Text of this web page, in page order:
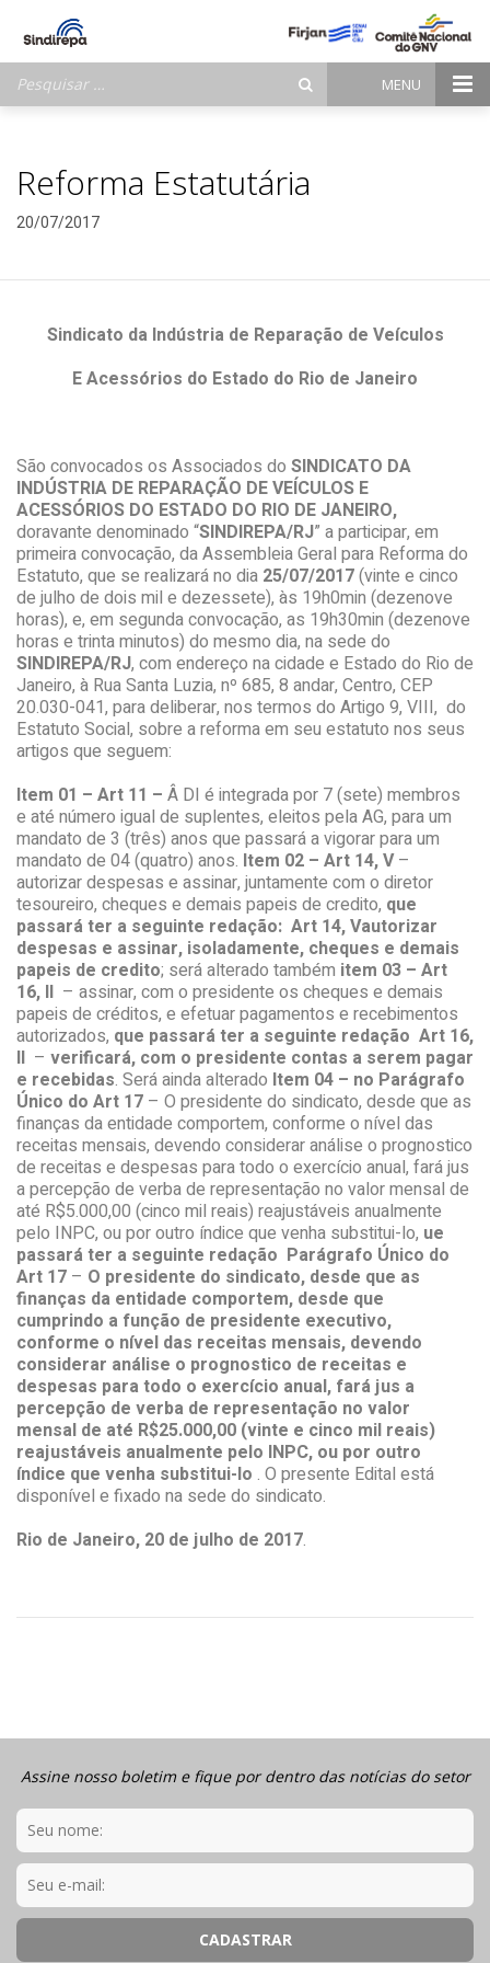
por:
MENU
Reforma Estatutária
20/07/2017
Sindicato da Indústria de Reparação de Veículos
E Acessórios do Estado do Rio de Janeiro
São convocados os Associados do SINDICATO DA
INDÚSTRIA DE REPARAÇÃO DE VEÍCULOS E
ACESSÓRIOS DO ESTADO DO RIO DE JANEIRO,
doravante denominado “SINDIREPA/RJ” a participar, em
primeira convocação, da Assembleia Geral para Reforma do
Estatuto, que se realizará no dia 25/07/2017(vinte e cinco
de julho de dois mil e dezessete), às 19h0min (dezenove
horas), e, em segunda convocação, as 19h30min (dezenove
horas e trinta minutos) do mesmo dia, na sede do
SINDIREPA/RJ, com endereço na cidade e Estado do Rio de
Janeiro, à Rua Santa Luzia, nº 685, 8 andar, Centro, CEP
20.030-041, para deliberar, nos termos do Artigo 9, VIII, do
Estatuto Social, sobre a reforma em seu estatuto nos seus
artigos que seguem:
Item 01 – Art 11 – Â DI é integrada por 7 (sete) membros
e até número igual de suplentes, eleitos pela AG, para um
mandato de 3 (três) anos que passará a vigorar para um
mandato de 04 (quatro) anos. Item 02 – Art 14, V–
autorizar despesas e assinar, juntamente com o diretor
tesoureiro, cheques e demais papeis de credito, que
passará ter a seguinte redação: Art 14, Vautorizar
despesas e assinar, isoladamente, cheques e demais
papeis de credito; será alterado também item 03 – Art
16, II – assinar, com o presidente os cheques e demais
papeis de créditos, e efetuar pagamentos e recebimentos
autorizados, que passará ter a seguinte redação Art 16,
II – verificará, com o presidente contas a serem pagar
e recebidas. Será ainda alterado Item 04 – no Parágrafo
Único do Art 17 – O presidente do sindicato, desde que as
finanças da entidade comportem, conforme o nível das
receitas mensais, devendo considerar análise o prognostico
de receitas e despesas para todo o exercício anual, fará jus
a percepção de verba de representação no valor mensal de
até R$5.000,00 (cinco mil reais) reajustáveis anualmente
pelo INPC, ou por outro índice que venha substitui-lo, ue
passará ter a seguinte redação Parágrafo Único do
Art 17 – O presidente do sindicato, desde que as
finanças da entidade comportem, desde que
cumprindo a função de presidente executivo,
conforme o nível das receitas mensais, devendo
considerar análise o prognostico de receitas e
despesas para todo o exercício anual, fará jus a
percepção de verba de representação no valor
mensal de até R$25.000,00 (vinte e cinco mil reais)
reajustáveis anualmente pelo INPC, ou por outro
índice que venha substitui-lo . O presente Edital está
disponível e fixado na sede do sindicato.
Rio de Janeiro, 20 de julho de 2017.
Assine nosso boletim e fique por dentro das notícias do setor